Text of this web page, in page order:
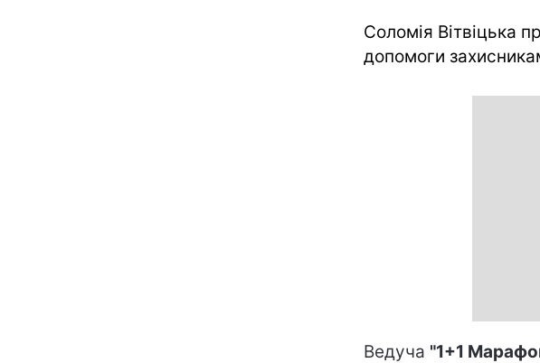
Соломія Вітвіцька
допомоги
Ведуча "1+1